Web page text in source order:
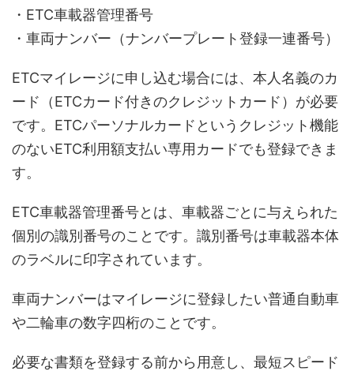
・ETC車載器管理番号
・車両ナンバー（ナンバープレート登録一連番号）
ETCマイレージに申し込む場合には、本人名義のカ
ード（ETCカード付きのクレジットカード）が必要
です。ETCパーソナルカードというクレジット機能
のないETC利用額支払い専用カードでも登録できま
す。
ETC車載器管理番号とは、車載器ごとに与えられた
個別の識別番号のことです。識別番号は車載器本体
のラベルに印字されています。
車両ナンバーはマイレージに登録したい普通自動車
や二輪車の数字四桁のことです。
必要な書類を登録する前から用意し、最短スピード